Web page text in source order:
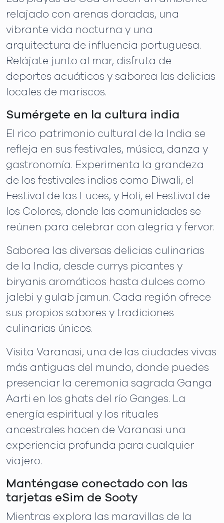
relajado con arenas doradas, una
vibrante vida nocturna y una
arquitectura de influencia portuguesa.
Relájate junto al mar, disfruta de
deportes acuáticos y saborea las delicias
locales de mariscos.
Sumérgete en la cultura india
El rico patrimonio cultural de la India se
refleja en sus festivales, música, danza y
gastronomía. Experimenta la grandeza
de los festivales indios como Diwali, el
Festival de las Luces, y Holi, el Festival de
los Colores, donde las comunidades se
reúnen para celebrar con alegría y fervor.
Saborea las diversas delicias culinarias
de la India, desde currys picantes y
biryanis aromáticos hasta dulces como
jalebi y gulab jamun. Cada región ofrece
sus propios sabores y tradiciones
culinarias únicos.
Visita Varanasi, una de las ciudades vivas
más antiguas del mundo, donde puedes
presenciar la ceremonia sagrada Ganga
Aarti en los ghats del río Ganges. La
energía espiritual y los rituales
ancestrales hacen de Varanasi una
experiencia profunda para cualquier
viajero.
Manténgase conectado con las
tarjetas eSim de Sooty
Mientras explora las maravillas de la